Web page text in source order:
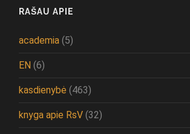
RAŠAU APIE
academia (5)
EN (6)
kasdienybė (463)
knyga apie RsV (32)